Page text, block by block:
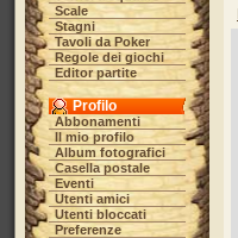
Scale
Stagni
Tavoli da Poker
Regole dei giochi
Editor partite
Profilo
Abbonamenti
Il mio profilo
Album fotografici
Casella postale
Eventi
Utenti amici
Utenti bloccati
Preferenze